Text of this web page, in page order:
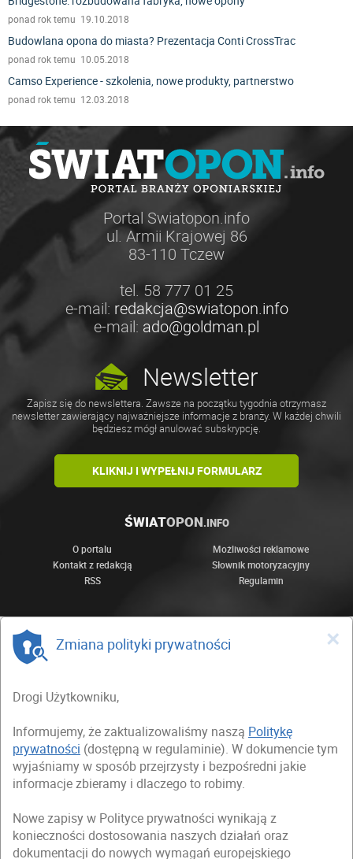
ponad rok temu 19.10.2018
Budowlana opona do miasta? Prezentacja Conti CrossTrac
ponad rok temu 10.05.2018
Camso Experience - szkolenia, nowe produkty, partnerstwo
ponad rok temu 12.03.2018
Portal Swiatopon.info
ul. Armii Krajowej 86
83-110 Tczew
tel. 58 777 01 25
e-mail: redakcja@swiatopon.info
e-mail: ado@goldman.pl
Newsletter
Zapisz się do newslettera. Zawsze na początku tygodnia otrzymasz
newsletter zawierający najważniejsze informacje z branży. W każdej chwili
będziesz mógł anulować subskrypcję.
KLIKNIJ I WYPEŁNIJ FORMULARZ
ŚWIATOPON.INFO
O portalu
Możliwości reklamowe
Kontakt z redakcją
Słownik motoryzacyjny
RSS
Regulamin
×
Zmiana polityki prywatności
Drogi Użytkowniku,
Informujemy, że zaktualizowaliśmy naszą Politykę
prywatności (dostępną w regulaminie). W dokumencie tym
wyjaśniamy w sposób przejrzysty i bezpośredni jakie
informacje zbieramy i dlaczego to robimy.
Nowe zapisy w Polityce prywatności wynikają z
konieczności dostosowania naszych działań oraz
dokumentacji do nowych wymagań europejskiego